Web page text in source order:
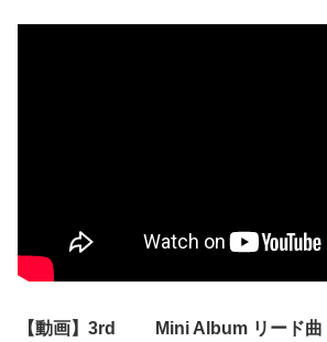
【動画】3rd Mini Album リード曲